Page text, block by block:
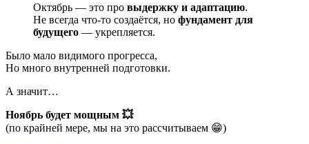
Октябрь — это про выдержку и адаптацию.
Не всегда что-то создаётся, но фундамент для
будущего — укрепляется.
Было мало видимого прогресса,
Но много внутренней подготовки.
А значит…
Ноябрь будет мощным 💥
(по крайней мере, мы на это рассчитываем 😁)